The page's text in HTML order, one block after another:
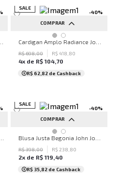
SALE
-40%
COMPRAR
P M
R$698,00 R$ 418 80
4x de R$ 104 70
R$ 62,82 de Cashback
SALE
-40%
COMPRAR
P M
R$398,00 R$ 238 80
2x de R$ 119 40
R$ 35,82 de Cashback